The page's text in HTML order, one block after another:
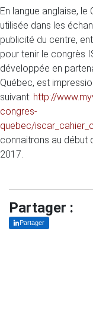
En langue anglaise, le
utilisée dans les
publicité du centre,
pour tenir le congrès
développée en
Québec, est
suivant: http://
congres-
quebec/
connaitrons au début
2017.
Partager :
Partager